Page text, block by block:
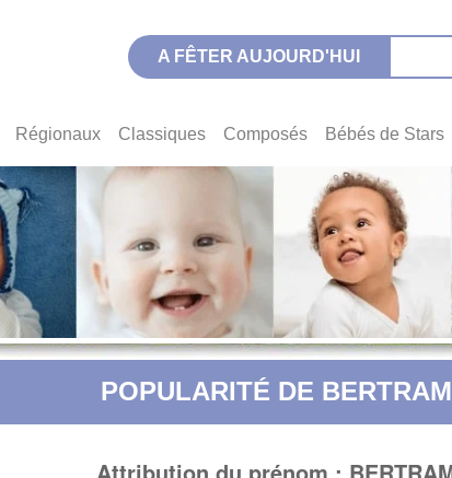
A FÊTER AUJOURD'HUI
Régionaux Classiques Composés Bébés de Stars
POPULARITÉ DE BERTRAM